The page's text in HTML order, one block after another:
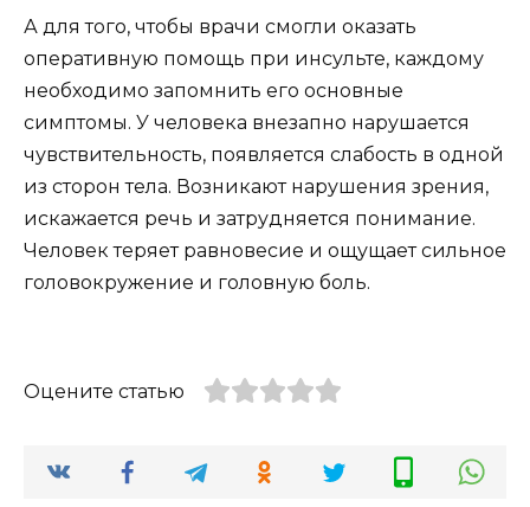
А для того, чтобы врачи смогли оказать
оперативную помощь при инсульте, каждому
необходимо запомнить его основные
симптомы. У человека внезапно нарушается
чувствительность, появляется слабость в одной
из сторон тела. Возникают нарушения зрения,
искажается речь и затрудняется понимание.
Человек теряет равновесие и ощущает сильное
головокружение и головную боль.
Оцените статью